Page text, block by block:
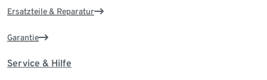
Ersatzteile & Reparatur
Garantie
Service & Hilfe